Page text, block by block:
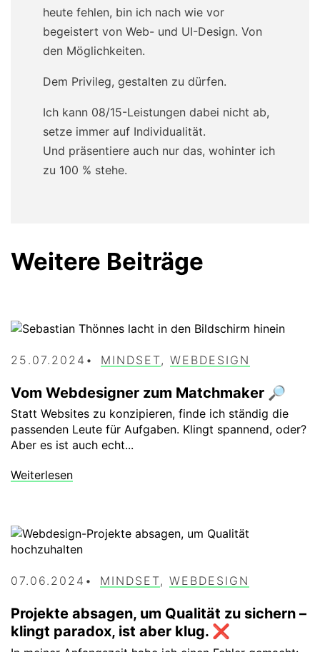
heute fehlen, bin ich nach wie vor
begeistert von Web- und UI-Design. Von
den Möglichkeiten.
Dem Privileg, gestalten zu dürfen.
Ich kann 08/15-Leistungen dabei nicht ab,
setze immer auf Individualität.
Und präsentiere auch nur das, wohinter ich
zu 100 % stehe.
Weitere Beiträge
25.07.2024 MINDSET, WEBDESIGN
Vom Webdesigner zum Matchmaker 🔎
Statt Websites zu konzipieren, finde ich ständig die
passenden Leute für Aufgaben. Klingt spannend, oder?
Aber es ist auch echt...
Weiterlesen
07.06.2024 MINDSET, WEBDESIGN
Projekte absagen, um Qualität zu sichern –
klingt paradox, ist aber klug. ❌